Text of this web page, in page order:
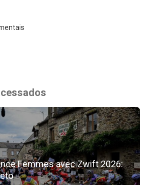
Femmes avec Zwift 2026: